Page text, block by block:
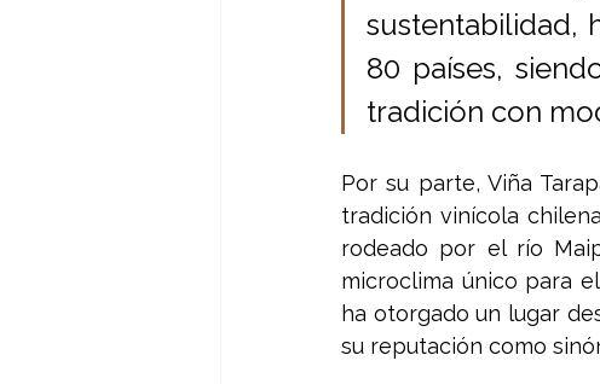
sustentabilidad,
80 países,
tradición con
Por su parte, Viña
tradición vinícola
rodeado por el río
microclima único para
ha otorgado un lugar
su reputación como